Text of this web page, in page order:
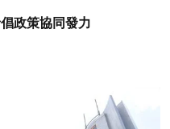
政策協同發力